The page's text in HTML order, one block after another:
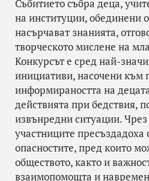
Събитието събра деца,
на институции, обединени
насърчават знанията,
творческото мислене на
Конкурсът е сред най-
инициативи, насочени към
информираността на
действията при бедствия,
извънредни ситуации. Чрез
участниците пресъздадоха
опасностите, пред които
обществото, както и
взаимопомощта и